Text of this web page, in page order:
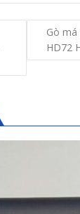
Gò má
HD72